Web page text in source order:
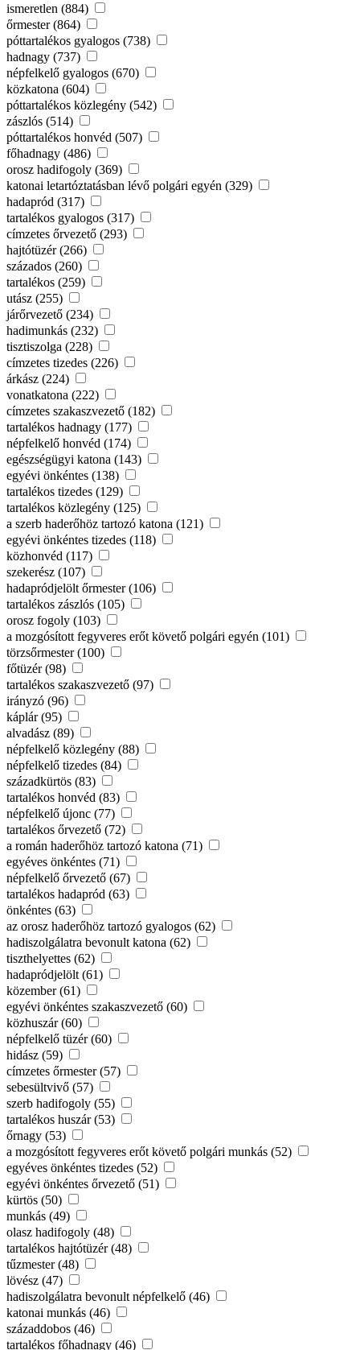
ismeretlen (884)
őrmester (864)
póttartalékos gyalogos (738)
hadnagy (737)
népfelkelő gyalogos (670)
közkatona (604)
póttartalékos közlegény (542)
zászlós (514)
póttartalékos honvéd (507)
főhadnagy (486)
orosz hadifogoly (369)
katonai letartóztatásban lévő polgári egyén (329)
hadapród (317)
tartalékos gyalogos (317)
címzetes őrvezető (293)
hajtótüzér (266)
százados (260)
tartalékos (259)
utász (255)
járőrvezető (234)
hadimunkás (232)
tisztiszolga (228)
címzetes tizedes (226)
árkász (224)
vonatkatona (222)
címzetes szakaszvezető (182)
tartalékos hadnagy (177)
népfelkelő honvéd (174)
egészségügyi katona (143)
egyévi önkéntes (138)
tartalékos tizedes (129)
tartalékos közlegény (125)
a szerb haderőhöz tartozó katona (121)
egyévi önkéntes tizedes (118)
közhonvéd (117)
szekerész (107)
hadapródjelölt őrmester (106)
tartalékos zászlós (105)
orosz fogoly (103)
a mozgósított fegyveres erőt követő polgári egyén (101)
törzsőrmester (100)
főtüzér (98)
tartalékos szakaszvezető (97)
irányzó (96)
káplár (95)
alvadász (89)
népfelkelő közlegény (88)
népfelkelő tizedes (84)
századkürtös (83)
tartalékos honvéd (83)
népfelkelő újonc (77)
tartalékos őrvezető (72)
a román haderőhöz tartozó katona (71)
egyéves önkéntes (71)
népfelkelő őrvezető (67)
tartalékos hadapród (63)
önkéntes (63)
az orosz haderőhöz tartozó gyalogos (62)
hadiszolgálatra bevonult katona (62)
tiszthelyettes (62)
hadapródjelölt (61)
közember (61)
egyévi önkéntes szakaszvezető (60)
közhuszár (60)
népfelkelő tüzér (60)
hidász (59)
címzetes őrmester (57)
sebesültvivő (57)
szerb hadifogoly (55)
tartalékos huszár (53)
őrnagy (53)
a mozgósított fegyveres erőt követő polgári munkás (52)
egyéves önkéntes tizedes (52)
egyévi önkéntes őrvezető (51)
kürtös (50)
munkás (49)
olasz hadifogoly (48)
tartalékos hajtótüzér (48)
tűzmester (48)
lövész (47)
hadiszolgálatra bevonult népfelkelő (46)
katonai munkás (46)
századdobos (46)
tartalékos főhadnagy (46)